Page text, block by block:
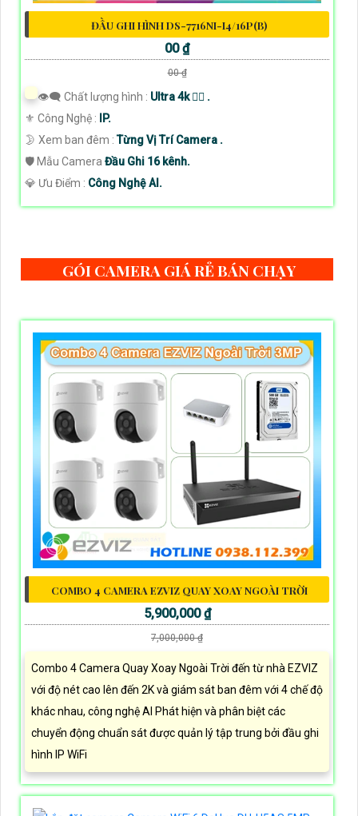
ĐẦU GHI HÌNH DS-7716NI-I4/16P(B)
00 ₫
00 ₫
👁️‍🗨 Chất lượng hình : Ultra 4k 👍🏾 .
⚜️ Công Nghệ :
IP.
🌛 Xem ban đêm :Từng Vị Trí Camera .
🛡 Mẫu Camera Đầu Ghi 16 kênh.
️💎 Ưu Điểm : Công Nghệ AI.
GÓI CAMERA GIÁ RẺ BÁN CHẠY
COMBO 4 CAMERA EZVIZ QUAY XOAY NGOÀI TRỜI
5,900,000 ₫
7,000,000 ₫
Combo 4 Camera Quay Xoay Ngoài Trời đến từ nhà EZVIZ
với độ nét cao lên đến 2K và giám sát ban đêm với 4 chế độ
khác nhau, công nghệ AI Phát hiện và phân biệt các
chuyển động chuẩn sát được quản lý tập trung bởi đầu ghi
hình IP WiFi